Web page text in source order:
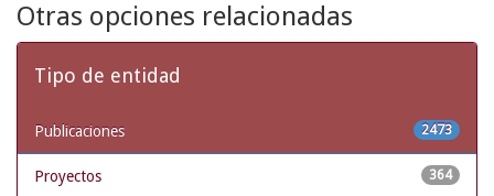
Otras opciones relacionadas
Tipo de entidad
2473
Publicaciones
364
Proyectos